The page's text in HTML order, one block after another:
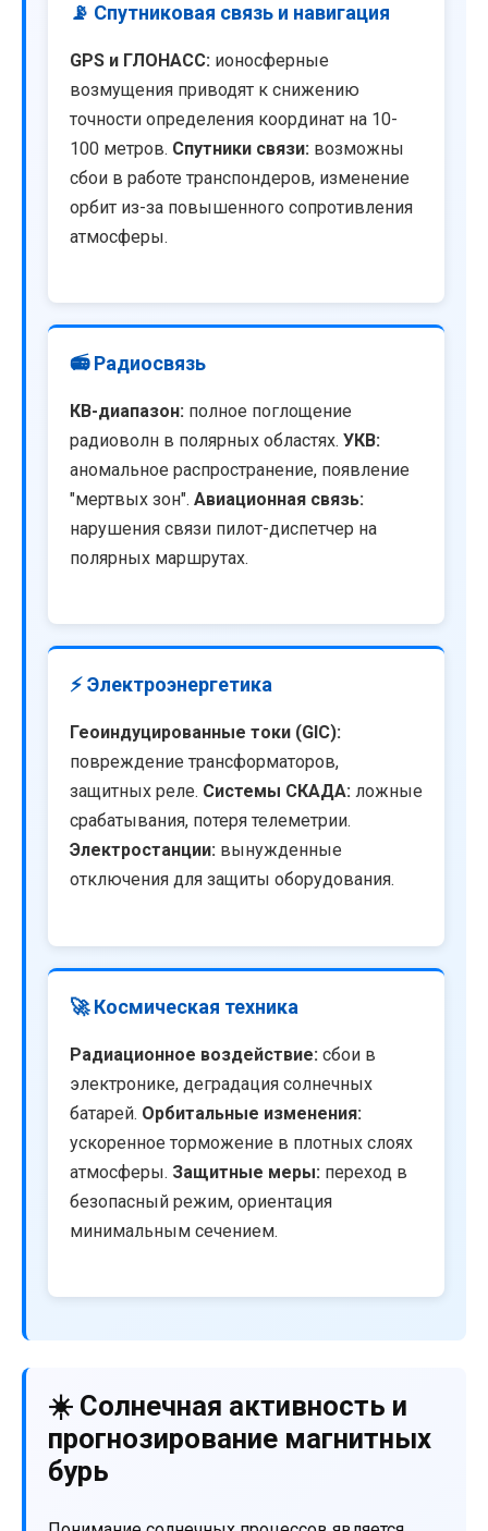
📡 Спутниковая связь и навигация
GPS и ГЛОНАСС: ионосферные
возмущения приводят к снижению
точности определения координат на 10-
100 метров. Спутники связи: возможны
сбои в работе транспондеров, изменение
орбит из-за повышенного сопротивления
атмосферы.
📻 Радиосвязь
КВ-диапазон: полное поглощение
радиоволн в полярных областях. УКВ:
аномальное распространение, появление
"мертвых зон". Авиационная связь:
нарушения связи пилот-диспетчер на
полярных маршрутах.
⚡ Электроэнергетика
Геоиндуцированные токи (GIC):
повреждение трансформаторов,
защитных реле. Системы СКАДА: ложные
срабатывания, потеря телеметрии.
Электростанции: вынужденные
отключения для защиты оборудования.
🚀 Космическая техника
Радиационное воздействие: сбои в
электронике, деградация солнечных
батарей. Орбитальные изменения:
ускоренное торможение в плотных слоях
атмосферы. Защитные меры: переход в
безопасный режим, ориентация
минимальным сечением.
☀️ Солнечная активность и
прогнозирование магнитных
бурь